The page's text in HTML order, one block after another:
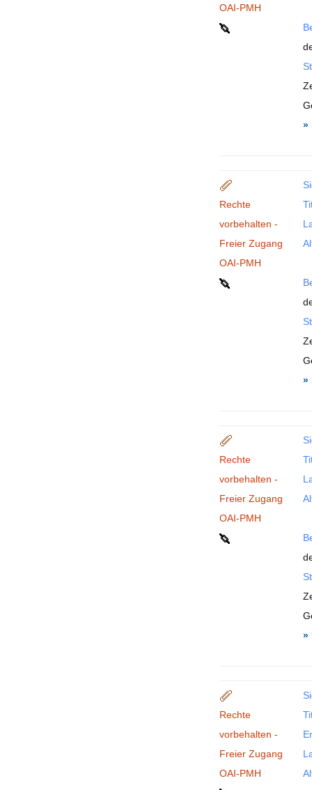
OAI-PMH
»
Rechte
vorbehalten -
Freier Zugang
OAI-PMH
»
Rechte
vorbehalten -
Freier Zugang
OAI-PMH
»
Rechte
vorbehalten -
Freier Zugang
OAI-PMH